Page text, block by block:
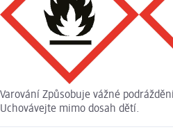
Varování Způsobuje vážné
Uchovávejte mimo dosah dětí.